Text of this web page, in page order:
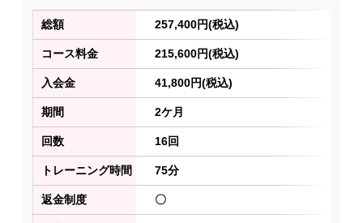
総額 257,400円(税込)
コース料金 215,600円(税込)
入会金 41,800円(税込)
期間 2ケ月
回数 16回
トレーニング時間 75分
返金制度 〇